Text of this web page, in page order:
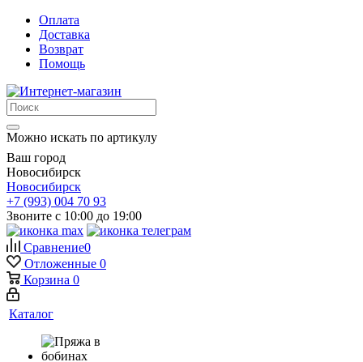
Оплата
Доставка
Возврат
Помощь
Можно искать по артикулу
Ваш город
Новосибирск
Новосибирск
+7 (993) 004 70 93
Звоните с 10:00 до 19:00
Сравнение0
Отложенные 0
Корзина 0
Каталог